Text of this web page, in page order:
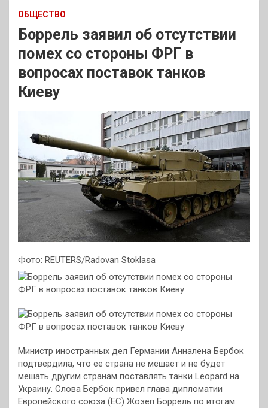
ОБЩЕСТВО
Боррель заявил об отсутствии
помех со стороны ФРГ в
вопросах поставок танков
Киеву
Фото: REUTERS/Radovan Stoklasa
Министр иностранных дел Германии Анналена Бербок
подтвердила, что ее страна не мешает и не будет
мешать другим странам поставлять танки Leopard на
Украину. Слова Бербок привел глава дипломатии
Европейского союза (ЕС) Жозеп Боррель по итогам